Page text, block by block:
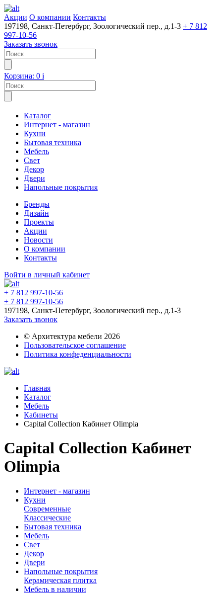
Акции О компании Контакты
197198, Санкт-Петербург, Зоологический пер., д.1-3 + 7 812
997-10-56
Заказать звонок
Корзина: 0 i
Каталог
Интернет - магазин
Кухни
Бытовая техника
Мебель
Свет
Декор
Двери
Напольные покрытия
Бренды
Дизайн
Проекты
Акции
Новости
О компании
Контакты
Войти в личный кабинет
+ 7 812 997-10-56
+ 7 812 997-10-56
197198, Санкт-Петербург, Зоологический пер., д.1-3
Заказать звонок
© Архитектура мебели 2026
Пользовательское соглашение
Политика конфеденциальности
Главная
Каталог
Мебель
Кабинеты
Capital Collection Кабинет Olimpia
Capital Collection Кабинет
Olimpia
Интернет - магазин
Кухни
Современные
Классические
Бытовая техника
Мебель
Свет
Декор
Двери
Напольные покрытия
Керамическая плитка
Мебель в наличии